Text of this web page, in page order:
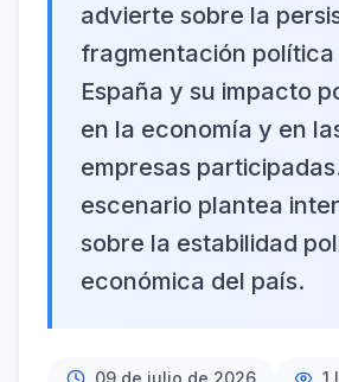
advierte sobre la
fragmentación política
España y su impacto
en la economía y en
empresas
escenario plantea
sobre la estabilidad
económica del país.
09 de julio de 2026 1